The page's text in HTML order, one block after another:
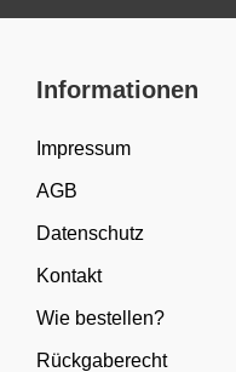
Informationen
Impressum
AGB
Datenschutz
Kontakt
Wie bestellen?
Rückgaberecht